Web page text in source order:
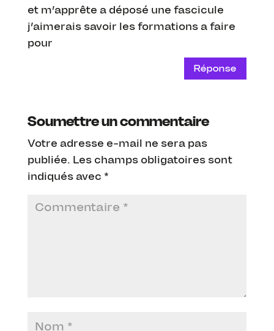
et m’apprête a déposé une fascicule
j’aimerais savoir les formations a faire
pour
Réponse
Soumettre un commentaire
Votre adresse e-mail ne sera pas
publiée. Les champs obligatoires sont
indiqués avec *